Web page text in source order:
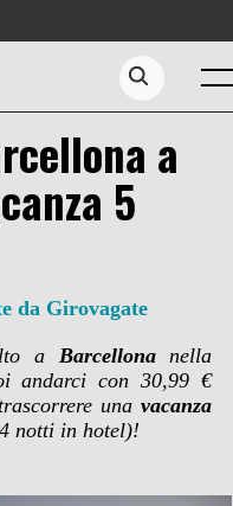
Search...
a
5
da Girovagate
a Barcellonanella
andarci con 30,99 €
unavacanza
notti in hotel)!